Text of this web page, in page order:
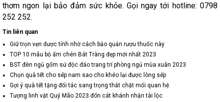
thơm ngon lại bảo đảm sức khỏe. Gọi ngay tới hotline: 0798
252 252.
Tin liên quan
Giữ trọn vẹn dược tính nhờ cách bảo quản rượu thuốc này
TOP 10 mẫu bộ ấm chén Bát Tràng đẹp mới nhất 2023
BST đèn ngủ gốm sứ độc đáo trang trí phòng ngủ mùa xuân 2023
Chọn quà tết cho sếp nam sao cho khéo lại được lòng sếp
Gợi ý quà tết tặng đối tác sang trọng thắt chặt mối quan hệ
Tượng linh vật Quý Mão 2023 đón cát khánh nhận tài lộc